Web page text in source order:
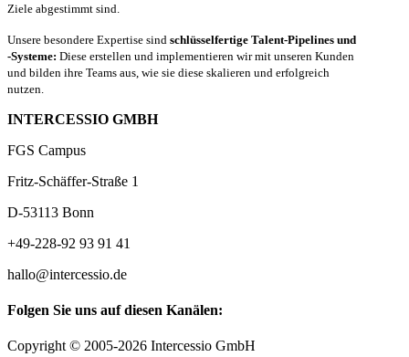
Ziele abgestimmt sind.
Unsere besondere Expertise sind schlüsselfertige Talent-Pipelines und
-Systeme: Diese erstellen und implementieren wir mit unseren Kunden
und bilden ihre Teams aus, wie sie diese skalieren und erfolgreich
nutzen.
INTERCESSIO GMBH
FGS Campus
Fritz-Schäffer-Straße 1
D-53113 Bonn
+49-228-92 93 91 41
hallo@intercessio.de
Folgen Sie uns auf diesen Kanälen:
Copyright © 2005-2026 Intercessio GmbH